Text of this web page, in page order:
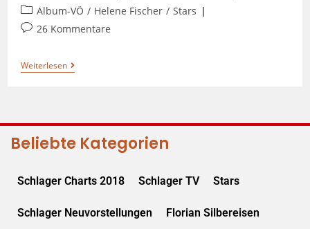
Album-VÖ / Helene Fischer / Stars
26 Kommentare
Weiterlesen
Beliebte Kategorien
Schlager Charts 2018 Schlager TV Stars
Schlager Neuvorstellungen Florian Silbereisen